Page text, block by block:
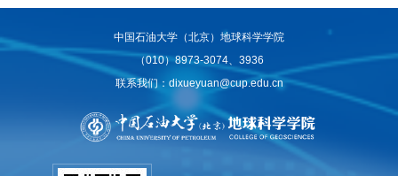
中国石油大学（北京）地球科学学院
（010）8973-3074、3936
联系我们：dixueyuan@cup.edu.cn